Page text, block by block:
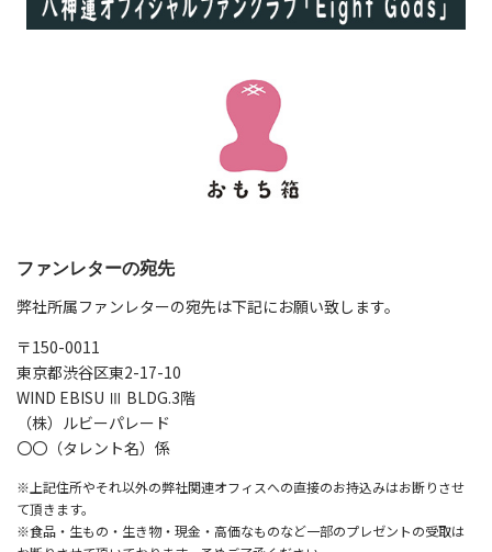
ファンレターの宛先
弊社所属ファンレターの宛先は下記にお願い致します。
〒150-0011
東京都渋谷区東2-17-10
WIND EBISU Ⅲ BLDG.3階
（株）ルビーパレード
〇〇（タレント名）係
※上記住所やそれ以外の弊社関連オフィスへの直接のお持込みはお断りさせ
て頂きます。
※食品・生もの・生き物・現金・高価なものなど一部のプレゼントの受取は